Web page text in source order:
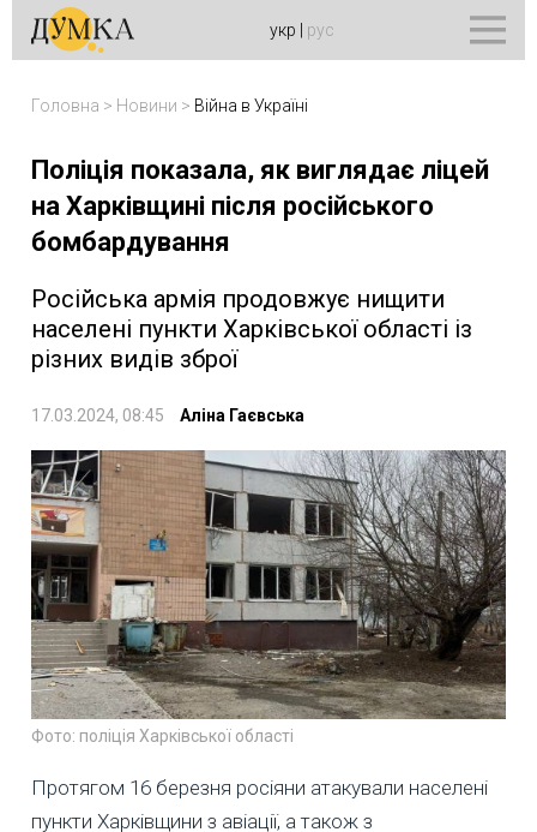
укр рус
Головна > Новини > Війна в Україні
Поліція показала, як виглядає ліцей
на Харківщині після російського
бомбардування
Російська армія продовжує нищити
населені пункти Харківської області із
різних видів зброї
17.03.2024, 08:45 Аліна Гаєвська
Фото: поліція Харківської області
Протягом 16 березня росіяни атакували населені
пункти Харківщини з авіації, а також з